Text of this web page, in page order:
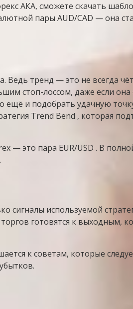
АКА, сможете скачать
пары AUD/CAD — она
тренд — это не всегда
стоп-лоссом, даже если
и подобрать удачную
Trend Bend , которая
— это пара EUR/USD . В
используемой
готовятся к выходным,
к советам, которые